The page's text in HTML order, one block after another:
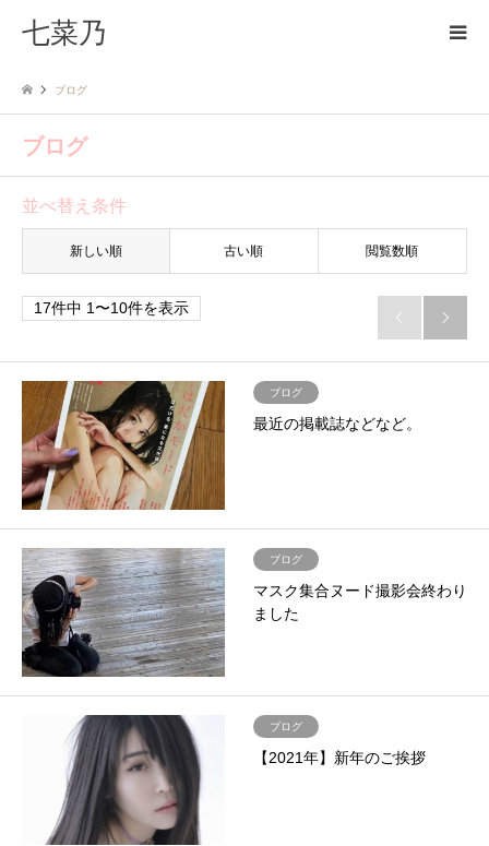
七菜乃
ブログ
ブログ
並べ替え条件
新しい順 古い順 閲覧数順
17件中 1〜10件を表示
 
ブログ
最近の掲載誌などなど。
ブログ
マスク集合ヌード撮影会終わり
ました
ブログ
【2021年】新年のご挨拶